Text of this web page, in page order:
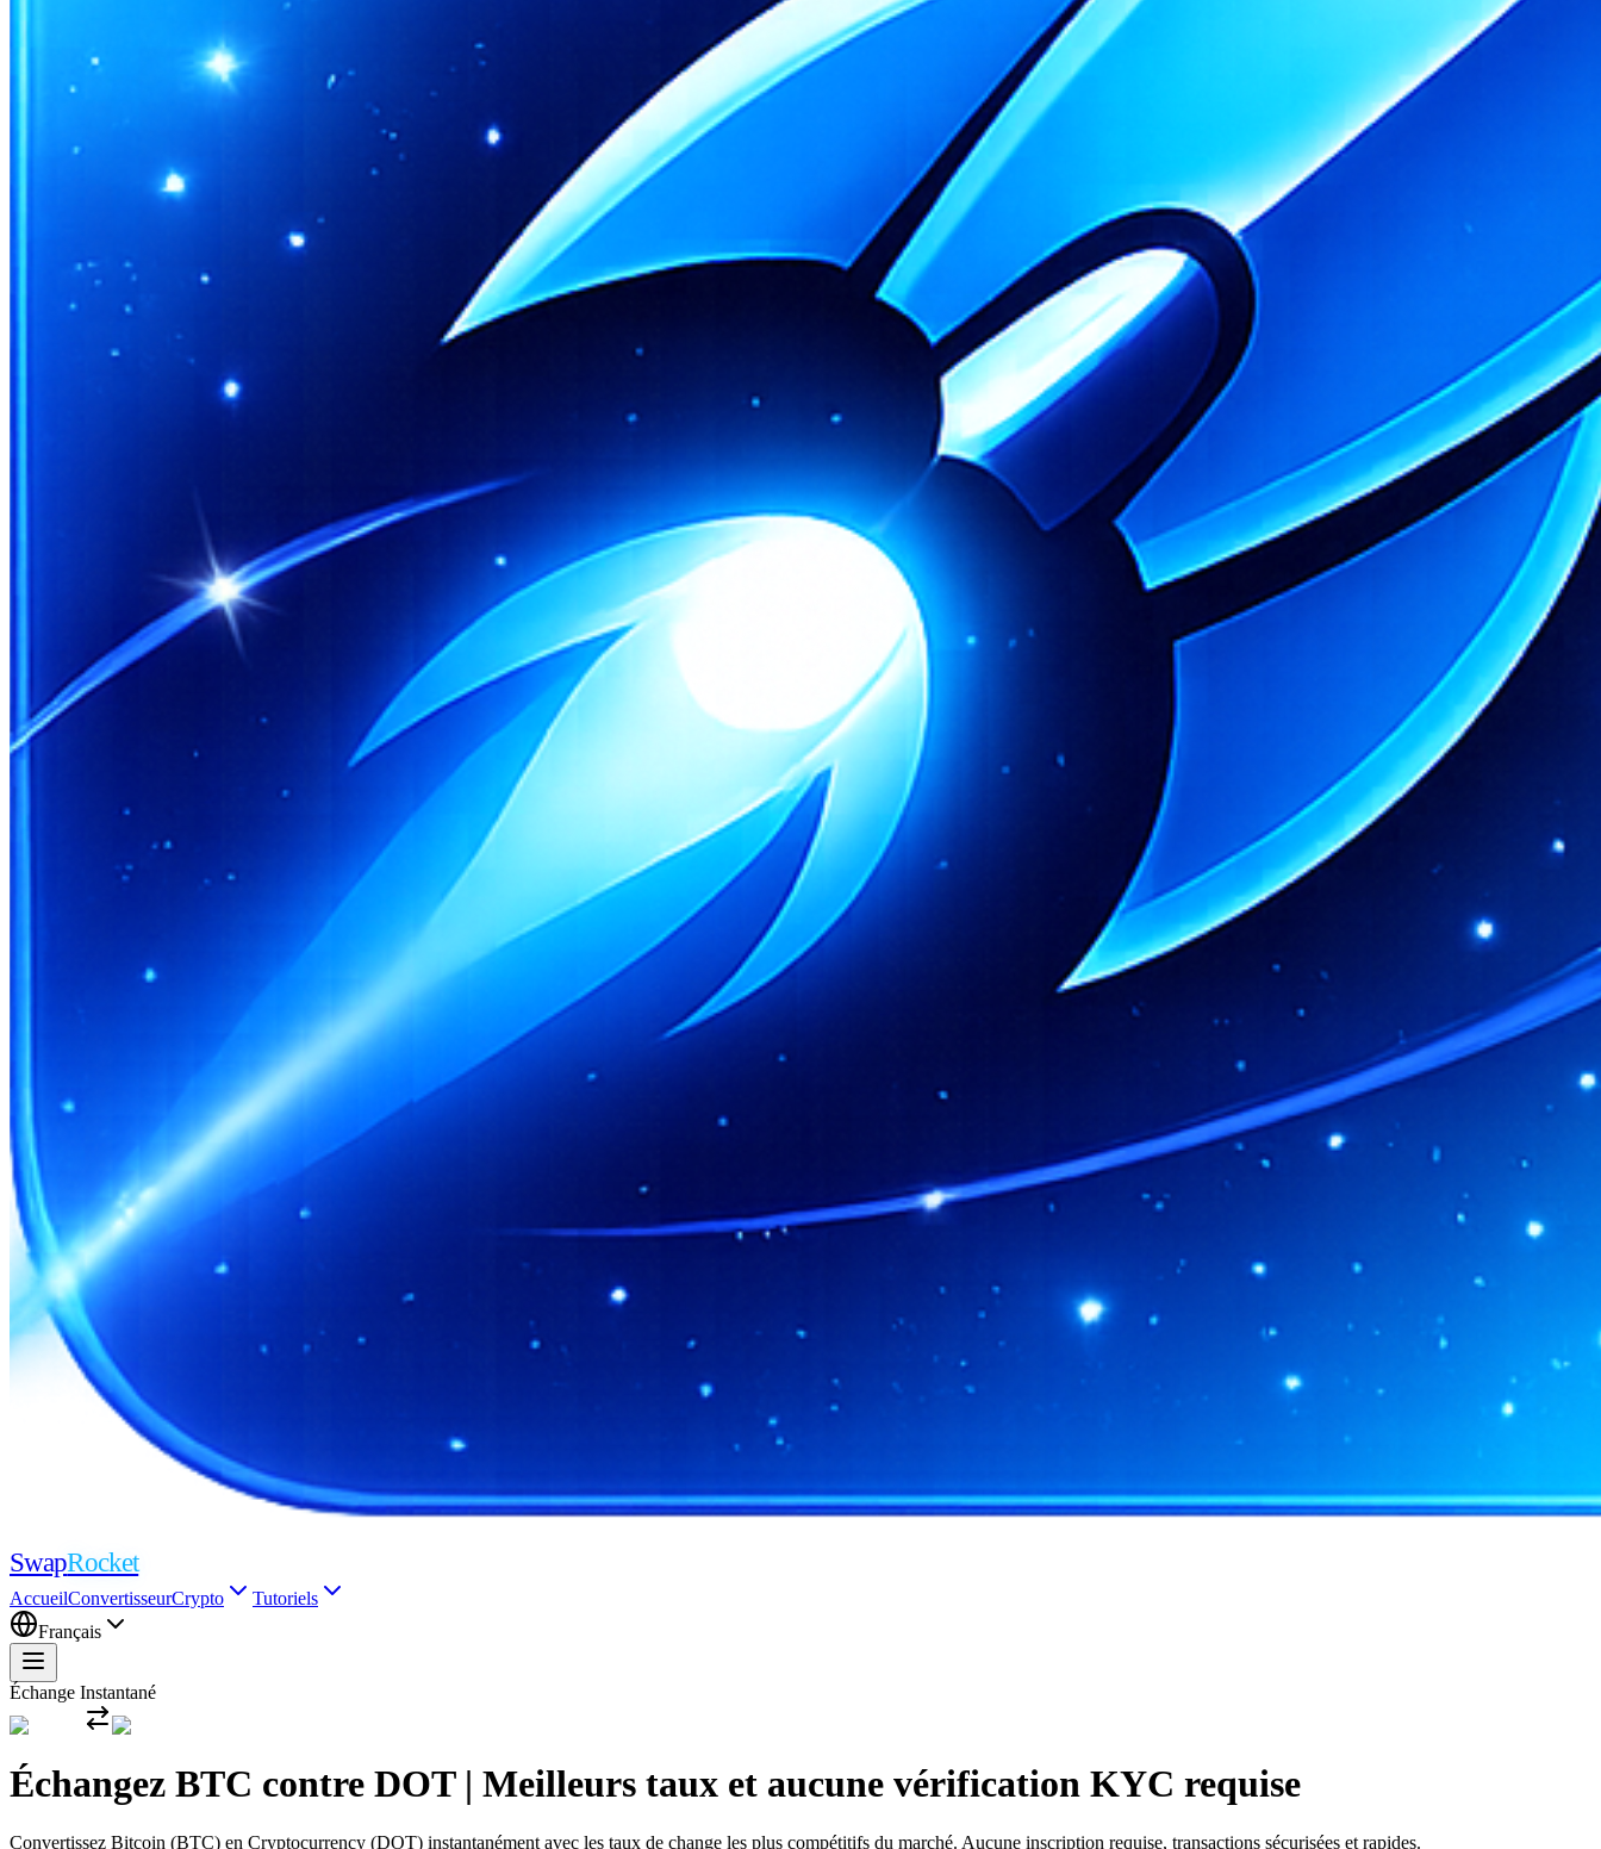
SwapRocket
AccueilConvertisseurCrypto
Tutoriels
Français
Échange Instantané
Échangez BTC contre DOT | Meilleurs taux et aucune vérification KYC requise
Convertissez Bitcoin (BTC) en Cryptocurrency (DOT) instantanément avec les taux de change les plus compétitifs du marché. Aucune inscription requise, transactions sécurisées et rapides.